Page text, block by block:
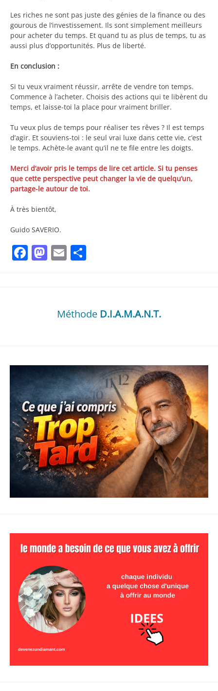
Les riches ne sont pas juste des génies de la finance ou des
gourous de l’investissement. Ils sont simplement meilleurs
pour acheter du temps. Et quand tu as plus de temps, tu as
aussi plus d’opportunités. Plus de liberté.
En conclusion :
Si tu veux vraiment réussir, arrête de vendre ton temps.
Commence à l’acheter. Choisis des actions qui te libèrent du
temps, et laisse-toi la place pour vraiment briller.
Tu veux plus de temps pour réaliser tes rêves ? Il est temps
d’agir. Et souviens-toi : le seul vrai luxe dans cette vie, c’est
le temps. Achète-le avant qu’il ne te file entre les doigts.
Merci d’avoir pris le temps de lire cet article. Si tu penses
que cette perspective peut changer la vie de quelqu’un,
partage-le autour de toi.
À très bientôt,
Guido SAVERIO.
Facebook
Mastodon
Email
Méthode D.I.A.M.A.N.T.